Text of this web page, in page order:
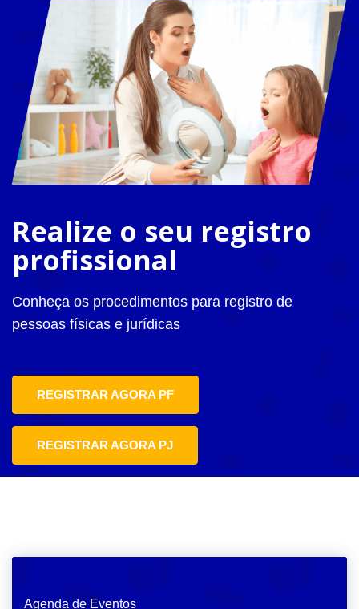
Realize o seu registro
profissional
Conheça os procedimentos para registro de
pessoas físicas e jurídicas
REGISTRAR AGORA PF
REGISTRAR AGORA PJ
Agenda de Eventos